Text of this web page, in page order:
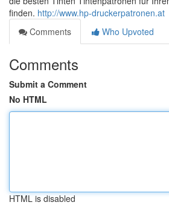
finden. http://www.hp-druckerpatronen.at
Comments
Who Upvoted
Comments
Submit a Comment
No HTML
HTML is disabled